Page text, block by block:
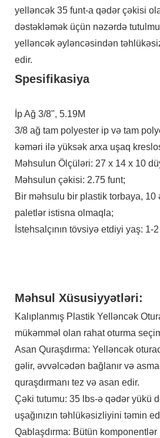
yelləncək 35 funt-a qədər çəkisi
dəstəkləmək üçün nəzərdə
yelləncək əyləncəsindən
edir.
Spesifikasiya
İp Ağ 3/8", 5.19M
3/8 ağ tam polyester ip və tam
kəməri ilə yüksək arxa uşaq
Məhsulun Ölçüləri: 27 x 14 x 10
Məhsulun çəkisi: 2.75 funt;
Bir məhsulu bir plastik torbaya, 10
paletlər istisna olmaqla;
İstehsalçının tövsiyə etdiyi yaş: 1-
Məhsul Xüsusiyyətləri:
Kalıplanmış Plastik Yelləncək
mükəmməl olan rahat oturma
Asan Quraşdırma: Yelləncək
gəlir, əvvəlcədən bağlanır və
quraşdırmanı tez və asan edir.
Çəki tutumu: 35 lbs-ə qədər yükü
uşağınızın təhlükəsizliyini təmin
Qablaşdırma: Bütün